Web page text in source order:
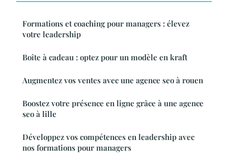
Formations et coaching pour managers : élevez
votre leadership
Boîte à cadeau : optez pour un modèle en kraft
Augmentez vos ventes avec une agence seo à rouen
Boostez votre présence en ligne grâce à une agence
seo à lille
Développez vos compétences en leadership avec
nos formations pour managers